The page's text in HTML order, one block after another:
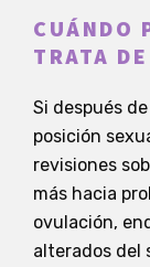
CUÁNDO
TRATA
Si después
posición
revisiones
más hacia
ovulación,
alterados del